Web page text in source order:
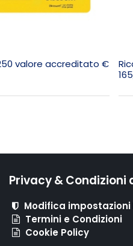
valore accreditato €
Privacy & Condizioni
Modifica impostazioni
Termini e Condizioni
Cookie Policy